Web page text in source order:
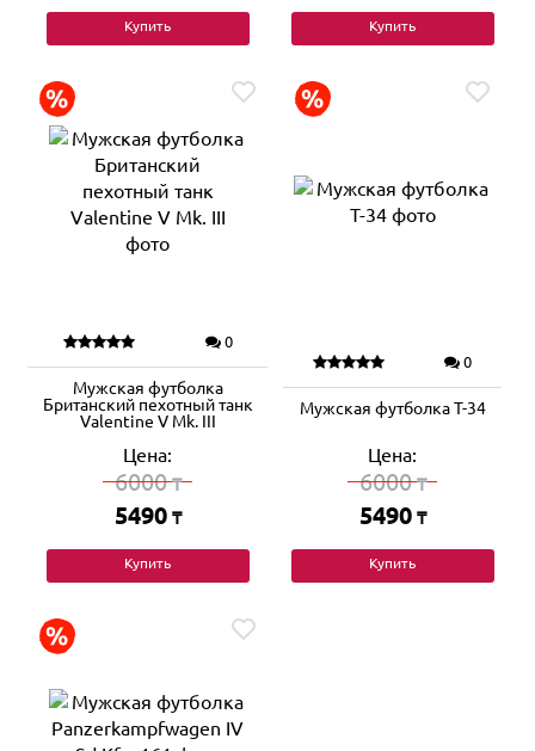
Купить Купить
0
Мужская футболка
Британский пехотный танк
Valentine V Mk. III
Цена:
6000₸
5490 ₸
Купить
0
Мужская футболка Т-34
Цена:
6000₸
5490 ₸
Купить